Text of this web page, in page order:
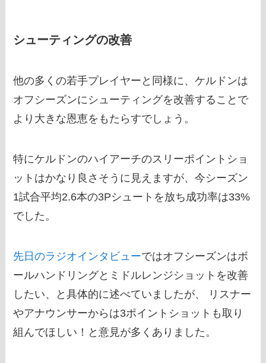
シューティングの改善
他の多くの若手プレイヤーと同様に、ケルドンは
オフシーズンにシューティングを改善することで
より大きな恩恵をもたらすでしょう。
特にケルドンのハイアーチのスリーポイントショ
ットはかなり良さそうに見えますが、今シーズン
1試合平均2.6本の3Pシュートを放ち成功率は33%
でした。
先日のラジオインタビューではオフシーズンはボ
ールハンドリングとミドルレンジショットを改善
したい、と具体的に述べていましたが、 リスナー
やアナウンサーからは3ポイントショットも取り
組んでほしい！と意見が多くありました。